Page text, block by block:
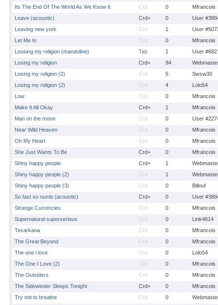
Its The End Of The World As We Know It
Crd 0
Mfrancois
Leave (acoustic)
Crd+ 0
User
Leaving new york
Crd 1
User
Let Me In
Crd 0
Mfrancois
Loosing my religion (mandoline)
Tab 1
User
Losing my religion
Crd+ 94
Losing my religion (2)
Crd 5
Swsw30
Losing my religion (2)
Crd 4
Lolo54
Low
Crd 0
Mfrancois
Make It All Okay
Crd+ 1
Mfrancois
Man on the moon
Crd 0
User
Near Wild Heaven
Crd 0
Mfrancois
Oh My Heart
Crd 0
Mfrancois
She Just Wants To Be
Crd+ 0
Mfrancois
Shiny happy people
Crd+ 1
Shiny happy people (2)
Crd 1
Shiny happy people (3)
Crd 0
Billouf
So fast so numb (acoustic)
Crd+ 0
User
Strange Currencies
Crd 0
Mfrancois
Supernatural superserious
Crd 0
Link4614
Texarkana
Crd 0
Mfrancois
The Great Beyond
Crd 0
Mfrancois
The one i love
Crd 0
Lolo54
The One I Love (2)
Crd 0
Mfrancois
The Outsiders
Crd 0
Mfrancois
The Sidewinder Sleeps Tonight
Crd+ 0
Mfrancois
Try not to breathe
Crd 0